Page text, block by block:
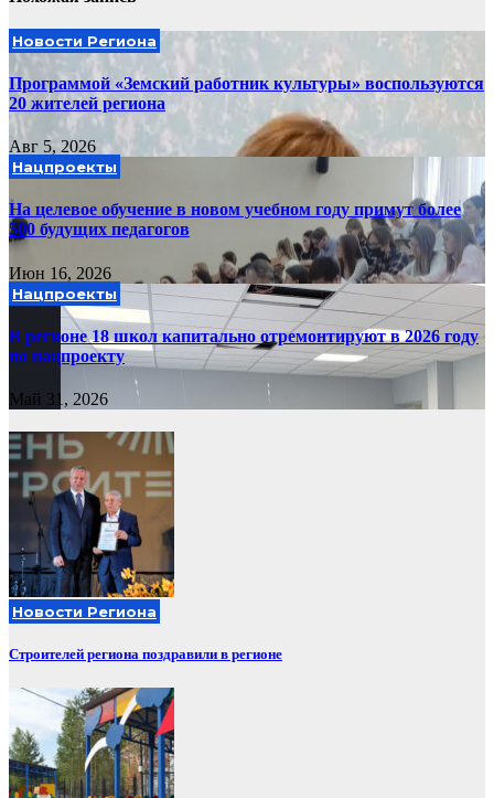
Новости Региона
Программой «Земский работник культуры» воспользуются
20 жителей региона
Авг 5, 2026
Нацпроекты
На целевое обучение в новом учебном году примут более
500 будущих педагогов
Июн 16, 2026
Нацпроекты
В регионе 18 школ капитально отремонтируют в 2026 году
по нацпроекту
Май 31, 2026
Новости Региона
Строителей региона поздравили в регионе